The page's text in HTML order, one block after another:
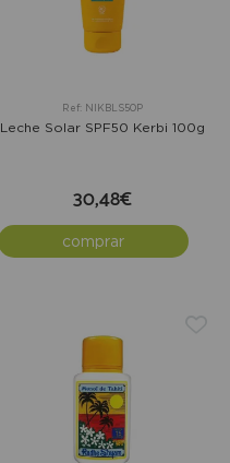
Ref: NIKBLS50P
Leche Solar SPF50 Kerbi 100g
30,48€
comprar